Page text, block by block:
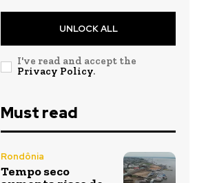
UNLOCK ALL
I've read and accept the
Privacy Policy.
Must read
Rondônia
Tempo seco